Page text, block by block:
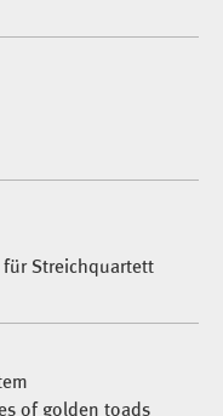
Streichquartett
of golden toads